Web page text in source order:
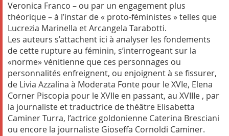
Veronica Franco – ou par un engagement plus
théorique – à l’instar de « proto-féministes » telles que
Lucrezia Marinella et Arcangela Tarabotti.
Les auteurs s’attachent ici à analyser les fondements
de cette rupture au féminin, s’interrogeant sur la
«norme» vénitienne que ces personnages ou
personnalités enfreignent, ou enjoignent à se fissurer,
de Livia Azzalina à Moderata Fonte pour le XVIe, Elena
Corner Piscopia pour le XVIIe en passant, au XVIIIe , par
la journaliste et traductrice de théâtre Elisabetta
Caminer Turra, l’actrice goldonienne Caterina Bresciani
ou encore la journaliste Gioseffa Cornoldi Caminer.